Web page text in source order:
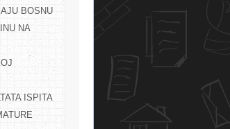
BOSNU
NA
ISPITA